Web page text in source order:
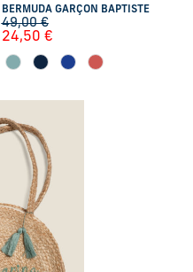
BERMUDA GARÇON BAPTISTE
49,00€
24,50 €